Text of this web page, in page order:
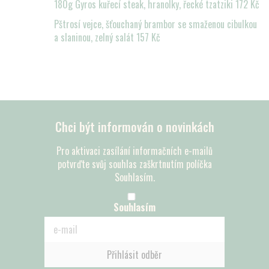
180g Gyros kuřecí steak, hranolky, řecké tzatziki 172 Kč
Pštrosí vejce, šťouchaný brambor se smaženou cibulkou
a slaninou, zelný salát 157 Kč
Chci být informován o novinkách
Pro aktivaci zasílání informačních e-mailů
potvrďte svůj souhlas zaškrtnutím políčka
Souhlasím.
Souhlasím